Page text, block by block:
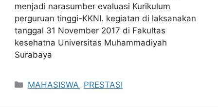
menjadi narasumber evaluasi Kurikulum
perguruan tinggi-KKNI. kegiatan di laksanakan
tanggal 31 November 2017 di Fakultas
kesehatna Universitas Muhammadiyah
Surabaya
Categories
MAHASISWA, PRESTASI